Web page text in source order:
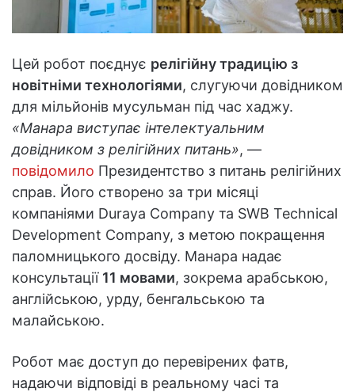
Цей робот поєднує релігійну традицію з
новітніми технологіями, слугуючи довідником
для мільйонів мусульман під час хаджу.
«Манара виступає інтелектуальним
довідником з релігійних питань», —
повідомило Президентство з питань релігійних
справ. Його створено за три місяці
компаніями Duraya Company та SWB Technical
Development Company, з метою покращення
паломницького досвіду. Манара надає
консультації 11 мовами, зокрема арабською,
англійською, урду, бенгальською та
малайською.
Робот має доступ до перевірених фатв,
надаючи відповіді в реальному часі та